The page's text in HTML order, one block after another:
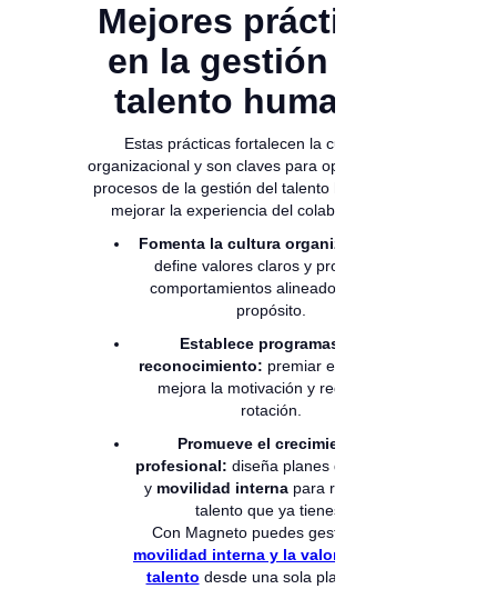
Mejores prácticas
en la gestión del
talento humano
Estas prácticas fortalecen la cultura
organizacional y son claves para optimizar los
procesos de la gestión del talento humano y
mejorar la experiencia del colaborador:
Fomenta la cultura organizacional:
define valores claros y promueve
comportamientos alineados con tu
propósito.
Establece programas de
reconocimiento: premiar el esfuerzo
mejora la motivación y reduce la
rotación.
Promueve el crecimiento
profesional: diseña planes de carrera
y movilidad interna para retener el
talento que ya tienes.
Con Magneto puedes gestionar la
movilidad interna y la valoración del
talento desde una sola plataforma.